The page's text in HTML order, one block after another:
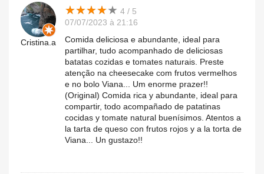
Cristina.a
★★★★★
★★★★★ 4 / 5
07/07/2023 à 21:16
Comida deliciosa e abundante, ideal para
partilhar, tudo acompanhado de deliciosas
batatas cozidas e tomates naturais. Preste
atenção na cheesecake com frutos vermelhos
e no bolo Viana... Um enorme prazer!!
(Original) Comida rica y abundante, ideal para
compartir, todo acompañado de patatinas
cocidas y tomate natural buenísimos. Atentos a
la tarta de queso con frutos rojos y a la torta de
Viana... Un gustazo!!